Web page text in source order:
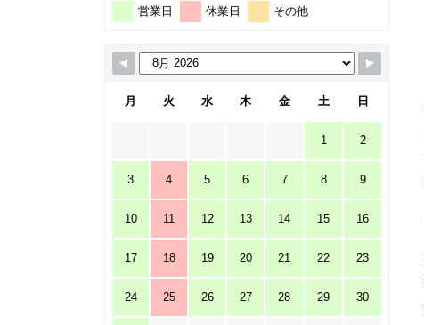
営業日 休業日 その他
月 火 水 木 金 土 日
1 2
3 4 5 6 7 8 9
10 11 12 13 14 15 16
17 18 19 20 21 22 23
24 25 26 27 28 29 30